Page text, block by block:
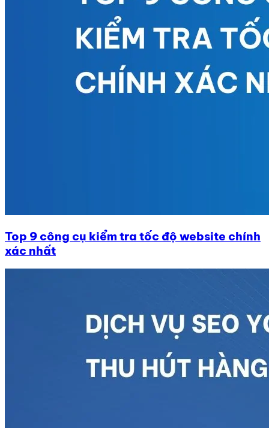
Top 9 công cụ kiểm tra tốc độ website chính
xác nhất